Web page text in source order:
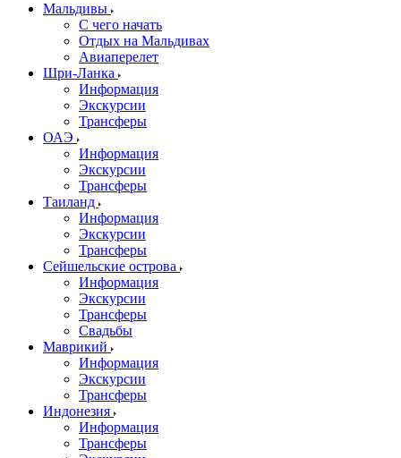
Мальдивы
С чего начать
Отдых на Мальдивах
Авиаперелет
Шри-Ланка
Информация
Экскурсии
Трансферы
ОАЭ
Информация
Экскурсии
Трансферы
Таиланд
Информация
Экскурсии
Трансферы
Сейшельские острова
Информация
Экскурсии
Трансферы
Свадьбы
Маврикий
Информация
Экскурсии
Трансферы
Индонезия
Информация
Трансферы